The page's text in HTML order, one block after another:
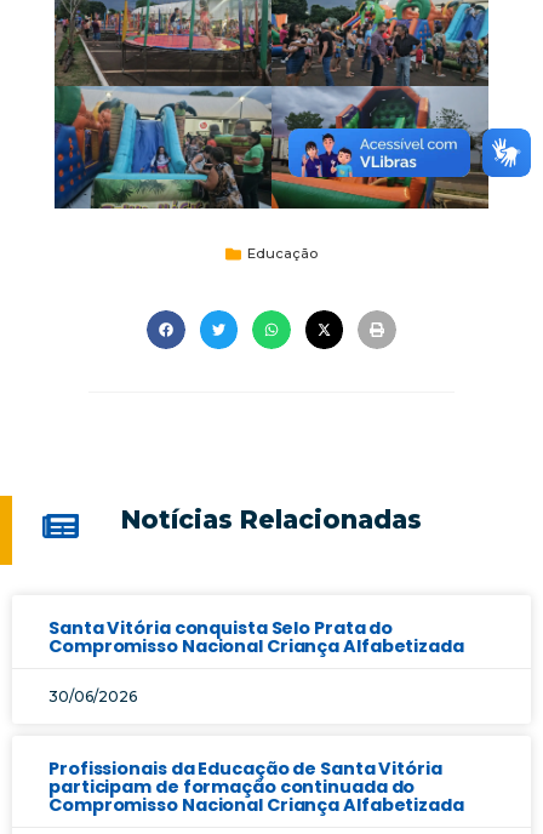
Educação
Notícias Relacionadas
Santa Vitória conquista Selo Prata do
Compromisso Nacional Criança Alfabetizada
30/06/2026
Profissionais da Educação de Santa Vitória
participam de formação continuada do
Compromisso Nacional Criança Alfabetizada